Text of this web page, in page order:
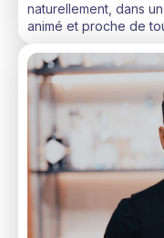
naturellement, dans
animé et proche de